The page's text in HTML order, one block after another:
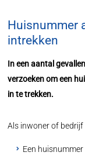
Huisnummer
intrekken
In een aantal
verzoeken om een
in te trekken.
Als inwoner of bedrijf
Een